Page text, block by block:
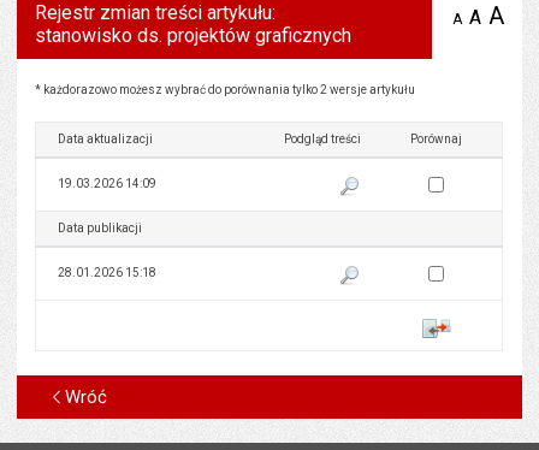
Rejestr zmian treści artykułu:
stanowisko ds. projektów graficznych
A zmniejsz
A A
Rejestr zmian treści artykułu: stanowisko ds. projektów graficznych
* każdorazowo możesz wybrać do porównania tylko 2 wersje artykułu
Data aktualizacji Podgląd treści Porównaj
19.03.2026 14:09 Pokaż podgląd wersji z dnia
Zaznacz wersję do
Data publikacji
28.01.2026 15:18 Pokaż podgląd wersji z dnia
Zaznacz wersję do
Porównaj
Wróć